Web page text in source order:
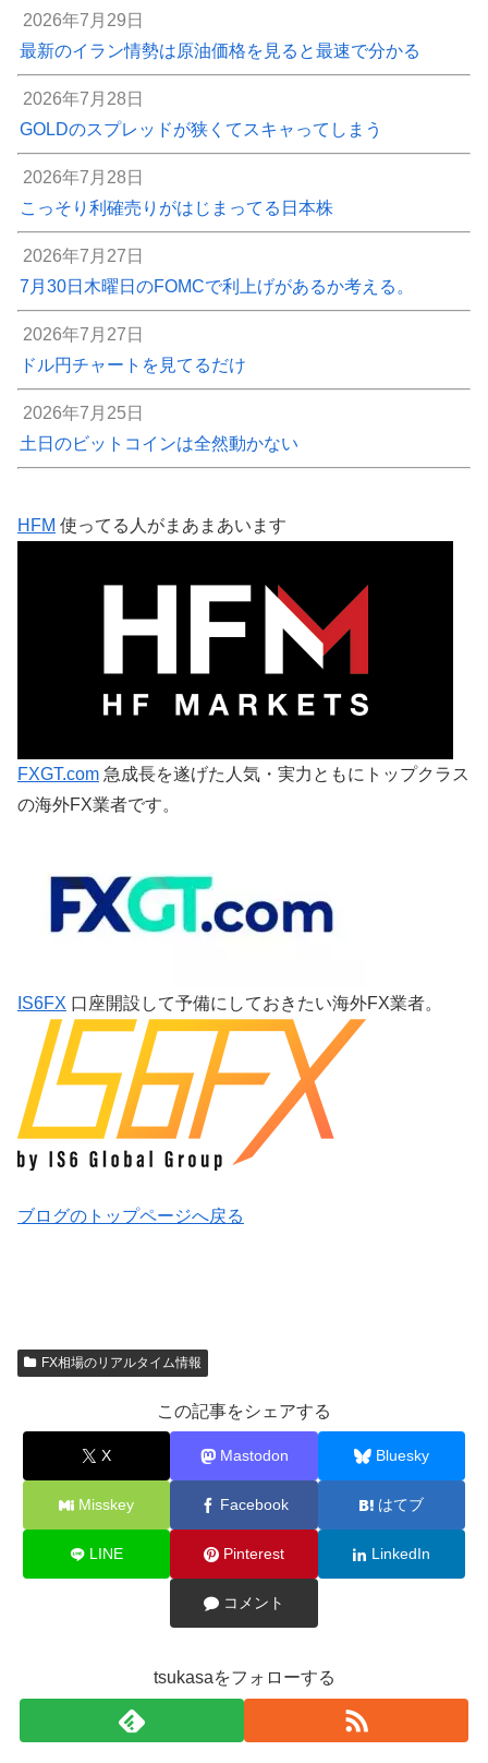
2026年7月29日
最新のイラン情勢は原油価格を見ると最速で分かる
2026年7月28日
GOLDのスプレッドが狭くてスキャってしまう
2026年7月28日
こっそり利確売りがはじまってる日本株
2026年7月27日
7月30日木曜日のFOMCで利上げがあるか考える。
2026年7月27日
ドル円チャートを見てるだけ
2026年7月25日
土日のビットコインは全然動かない
HFM 使ってる人がまあまあいます
FXGT.com 急成長を遂げた人気・実力ともにトップクラス
の海外FX業者です。
IS6FX 口座開設して予備にしておきたい海外FX業者。
ブログのトップページへ戻る
FX相場のリアルタイム情報
この記事をシェアする
X Mastodon Bluesky
Misskey Facebook はてブ
LINE Pinterest LinkedIn
コメント
tsukasaをフォローする